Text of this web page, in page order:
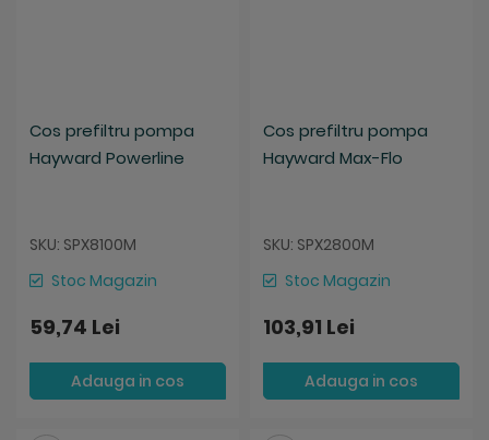
Cos prefiltru pompa
Hayward Powerline
SKU: SPX8100M
Stoc Magazin
59,74 Lei
Adauga in cos
Cos prefiltru pompa
Hayward Max-Flo
SKU: SPX2800M
Stoc Magazin
103,91 Lei
Adauga in cos